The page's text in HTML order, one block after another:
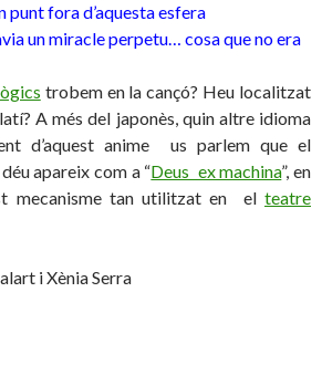
punt fora d’aquesta esfera
un miracle perpetu… cosa que no era
trobem en la cançó? Heu localitzat
A més del japonès, quin altre idioma
d’aquest anime us parlem que el
apareix com a “Deus ex machina”, en
mecanisme tan utilitzat en el teatre
i Xènia Serra